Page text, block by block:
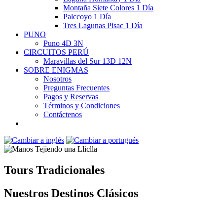
Montaña Siete Colores 1 Día
Palccoyo 1 Día
Tres Lagunas Pisac 1 Día
PUNO
Puno 4D 3N
CIRCUITOS PERÚ
Maravillas del Sur 13D 12N
SOBRE ENIGMAS
Nosotros
Preguntas Frecuentes
Pagos y Reservas
Términos y Condiciones
Contáctenos
Tours Tradicionales
Nuestros Destinos Clásicos